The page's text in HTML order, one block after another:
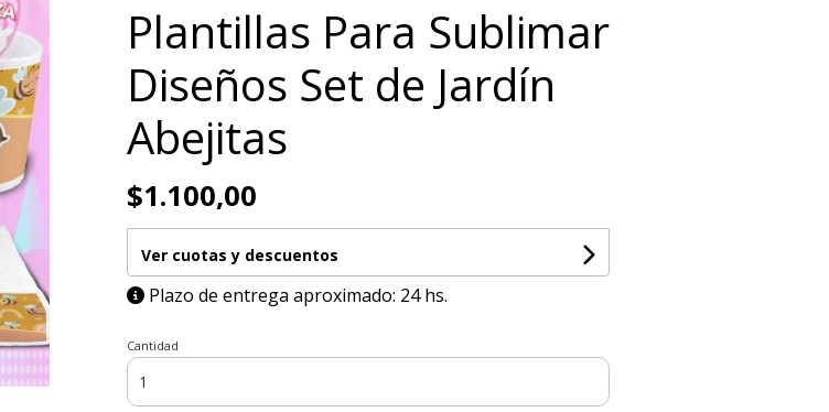
Plantillas Para Sublimar
Diseños Set de Jardín
Abejitas
$1.100,00
Ver cuotas y descuentos
Plazo de entrega aproximado: 24 hs.
Cantidad